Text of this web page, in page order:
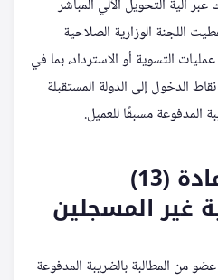
عبر آلية التحويل الآلي المباشر
اللجنة الوزارية الصلاحية
التسوية أو الاسترداد، بما في
الدخول إلى الدولة المستقبلة
المدفوعة مسبقًا للعميل.
إعادة صياغة المادة (13)
غير المسجلين
من المطالبة بالضريبة المدفوعة